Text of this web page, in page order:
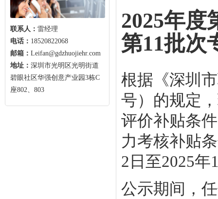
联系人： 雷经理
电话： 18520822068
邮箱： Leifan@gdzhuojiehr.com
地址： 深圳市光明区光明街道
碧眼社区华强创意产业园3栋C
座802、803
2025年度
第11批次
根据《深圳
号）的规定
评价补贴条
力考核补贴
2日至2025年
公示期间，